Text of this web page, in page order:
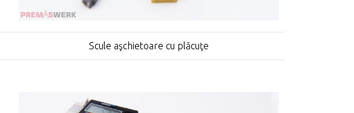
Scule aşchietoare cu plăcuţe